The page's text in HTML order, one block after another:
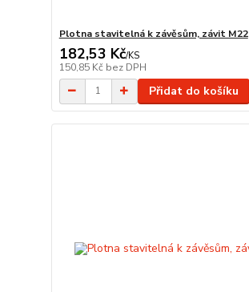
Plotna stavitelná k závěsům, závit M22
182,53 Kč/KS
150,85 Kč bez DPH
Přidat do košíku